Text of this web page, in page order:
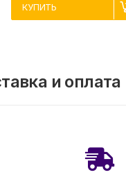
КУПИТЬ
и оплата